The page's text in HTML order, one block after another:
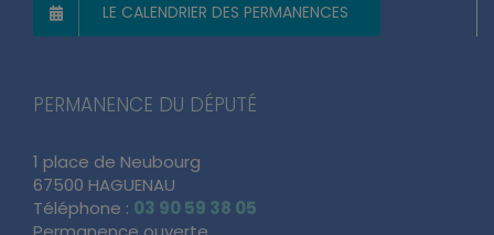
LE CALENDRIER DES PERMANENCES
PERMANENCE DU DÉPUTÉ
1 place de Neubourg
67500 HAGUENAU
Téléphone : 03 90 59 38 05